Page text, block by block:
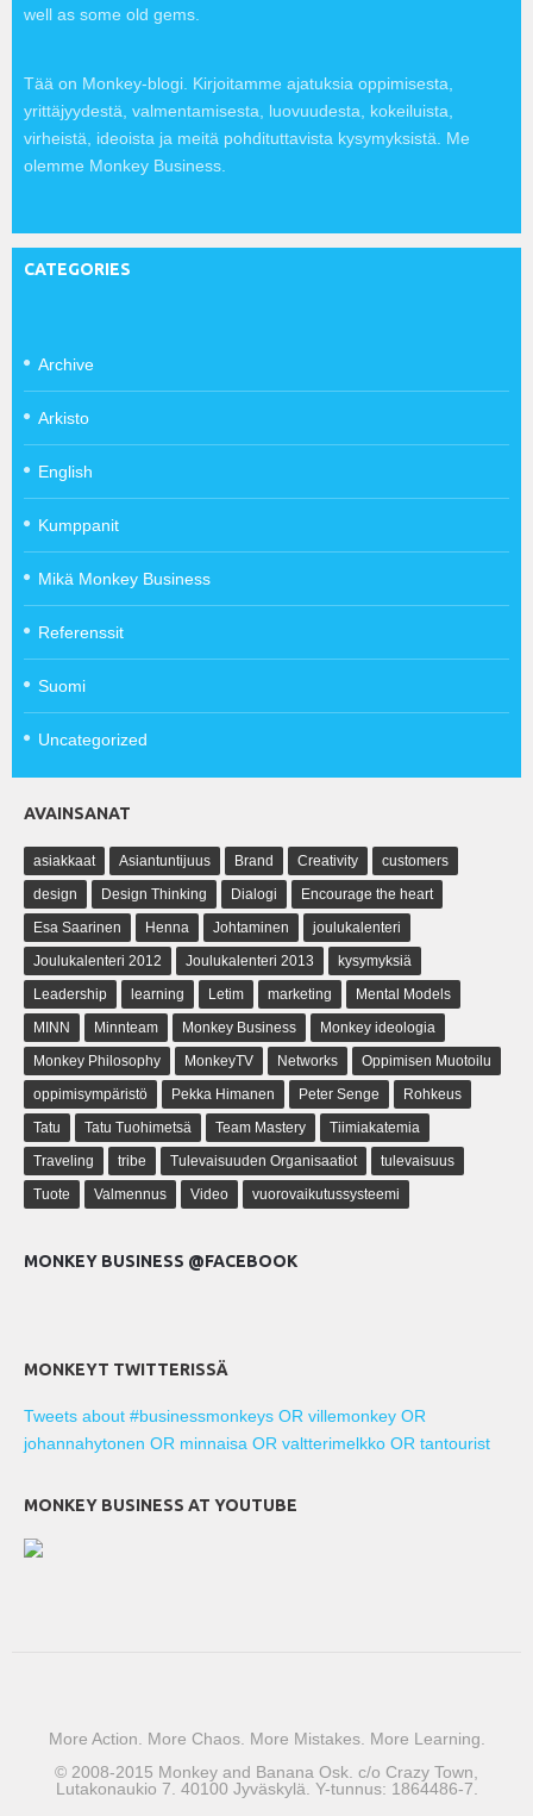
well as some old gems.
Tää on Monkey-blogi. Kirjoitamme ajatuksia oppimisesta,
yrittäjyydestä, valmentamisesta, luovuudesta, kokeiluista,
virheistä, ideoista ja meitä pohdituttavista kysymyksistä. Me
olemme Monkey Business.
CATEGORIES
Archive
Arkisto
English
Kumppanit
Mikä Monkey Business
Referenssit
Suomi
Uncategorized
AVAINSANAT
asiakkaat Asiantuntijuus Brand Creativity
customers
design
Design Thinking Dialogi
Encourage the heart
Esa Saarinen
Henna Johtaminen
joulukalenteri
Joulukalenteri 2012
Joulukalenteri 2013
kysymyksiä
Leadership
learning Letim marketing
Mental Models
MINN
Minnteam Monkey Business
Monkey ideologia
Monkey Philosophy
MonkeyTV Networks
Oppimisen Muotoilu
oppimisympäristö
Pekka Himanen Peter Senge
Rohkeus
Tatu
Tatu Tuohimetsä Team Mastery
Tiimiakatemia
Traveling
tribe Tulevaisuuden Organisaatiot
tulevaisuus
Tuote
Valmennus Video vuorovaikutussysteemi
MONKEY BUSINESS @FACEBOOK
MONKEYT TWITTERISSÄ
Tweets about #businessmonkeys OR villemonkey OR
johannahytonen OR minnaisa OR valtterimelkko OR tantourist
MONKEY BUSINESS AT YOUTUBE
More Action. More Chaos. More Mistakes. More Learning.
© 2008-2015 Monkey and Banana Osk. c/o Crazy Town,
Lutakonaukio 7. 40100 Jyväskylä. Y-tunnus: 1864486-7.